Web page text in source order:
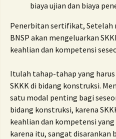
biaya ujian dan biaya
Penerbitan sertifikat, Setelah
BNSP akan mengeluarkan
keahlian dan kompetensi
Itulah tahap-tahap yang
SKKK di bidang konstruksi.
satu modal penting bagi
bidang konstruksi, karena
keahlian dan kompetensi
karena itu, sangat disarankan